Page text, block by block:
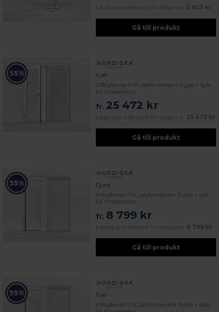
Lägsta pris senaste 30 dagarna: 5 603 kr
Gå till produkt
55% Fjäll
Utåtgående PVC parfönsterdörr 3-glas + spår
för fönsterbleck
fr. 25 472 kr
Lägsta pris senaste 30 dagarna: 25 472 kr
Gå till produkt
55% Fjord
Inåtgående PVC parfönsterdörr 2-glas + spår
för fönsterbleck
fr. 8 799 kr
Lägsta pris senaste 30 dagarna: 8 799 kr
Gå till produkt
55% Fjäll
Inåtgående PVC parfönsterdörr 3-glas + spår